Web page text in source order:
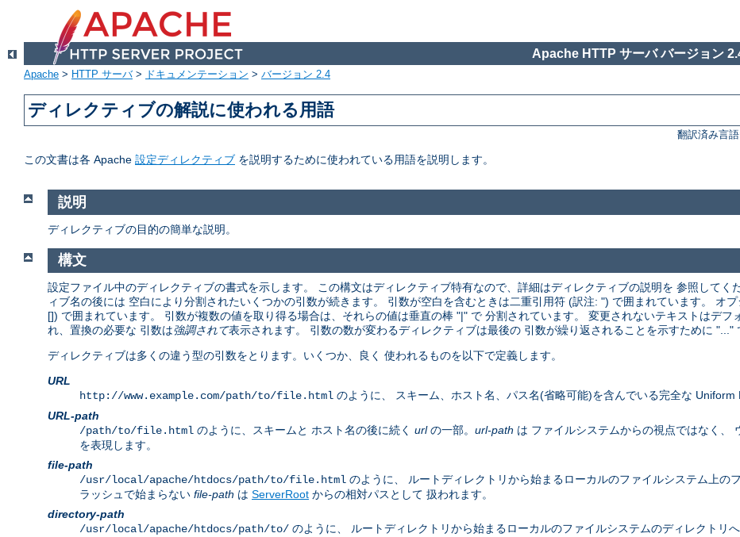
Apache HTTP サーバ バージョン
Apache > HTTP サーバ> ドキュメンテーション > バージョン 2.4
ディレクティブの解説に使われる用語
翻訳済み言
この文書は各 Apache 設定ディレクティブ を説明するために使われている用語を説明します。
説明
ディレクティブの目的の簡単な説明。
構文
設定ファイル中のディレクティブの書式を示します。 この構文はディレクティブ特有なので、詳細はディレクティブの説明を 参照してく
ィブ名の後には 空白により分割されたいくつかの引数が続きます。 引数が空白を含むときは二重引用符 (訳注: ") で囲まれています。 オ
[]) で囲まれています。 引数が複数の値を取り得る場合は、それらの値は垂直の棒 "|" で 分割されています。 変更されないテキストはデフ
れ、置換の必要な 引数は強調されて表示されます。 引数の数が変わるディレクティブは最後の 引数が繰り返されることを示すために "..."
ディレクティブは多くの違う型の引数をとります。いくつか、良く 使われるものを以下で定義します。
URL
http://www.example.com/path/to/file.html のように、 スキーム、ホスト名、パス名(省略可能)を含んでいる完全な Uniform
URL-path
/path/to/file.html のように、スキームと ホスト名の後に続く urlの一部。 url-path は ファイルシステムからの視点ではなく、
を表現します。
file-path
/usr/local/apache/htdocs/path/to/file.html のように、 ルートディレクトリから始まるローカルのファイルシステム上の
ラッシュで始まらない file-path は ServerRoot からの相対パスとして 扱われます。
directory-path
/usr/local/apache/htdocs/path/to/ のように、 ルートディレクトリから始まるローカルのファイルシステムのディレクトリへ